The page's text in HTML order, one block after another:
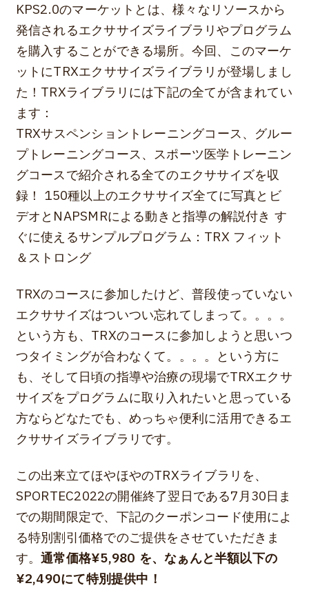
KPS2.0のマーケットとは、様々なリソースから
発信されるエクササイズライブラリやプログラム
を購入することができる場所。今回、このマーケ
ットにTRXエクササイズライブラリが登場しまし
た！TRXライブラリには下記の全てが含まれてい
ます：
TRXサスペンショントレーニングコース、グルー
プトレーニングコース、スポーツ医学トレーニン
グコースで紹介される全てのエクササイズを収
録！ 150種以上のエクササイズ全てに写真とビ
デオとNAPSMRによる動きと指導の解説付き す
ぐに使えるサンプルプログラム：TRX フィット
＆ストロング
TRXのコースに参加したけど、普段使っていない
エクササイズはついつい忘れてしまって。。。。
という方も、TRXのコースに参加しようと思いつ
つタイミングが合わなくて。。。。という方に
も、そして日頃の指導や治療の現場でTRXエクサ
サイズをプログラムに取り入れたいと思っている
方ならどなたでも、めっちゃ便利に活用できるエ
クササイズライブラリです。
この出来立てほやほやのTRXライブラリを、
SPORTEC2022の開催終了翌日である7月30日ま
での期間限定で、下記のクーポンコード使用によ
る特別割引価格でのご提供をさせていただきま
す。通常価格¥5,980 を、なぁんと半額以下の
¥2,490にて特別提供中！